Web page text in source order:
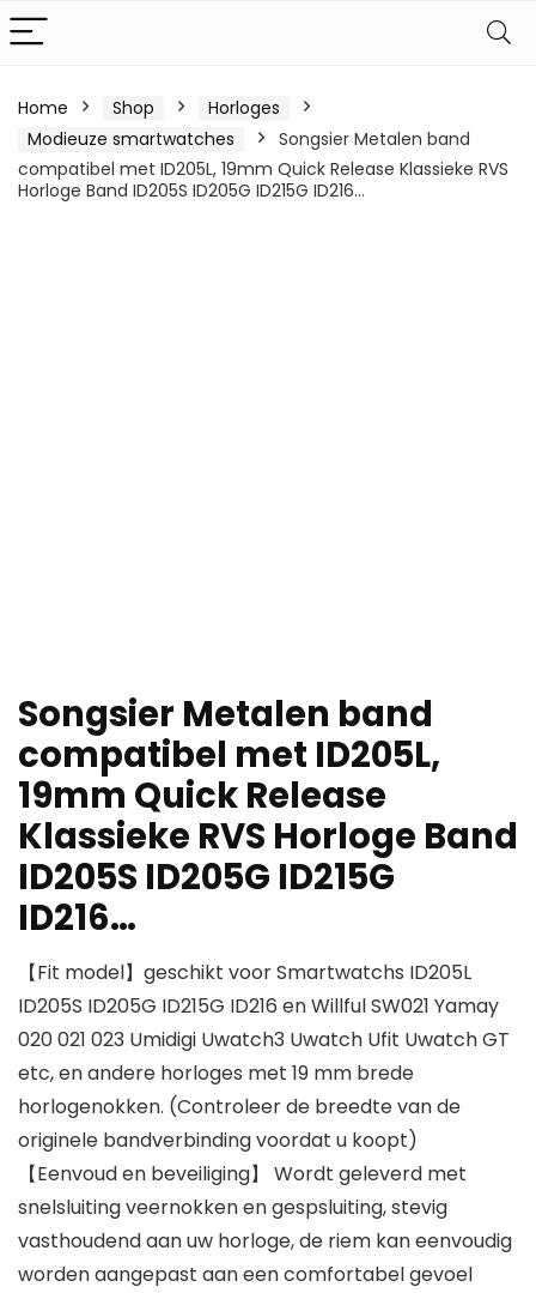
Home Shop
Horloges
Modieuze smartwatches
Songsier Metalen band
compatibel met ID205L, 19mm Quick Release Klassieke RVS
Horloge Band ID205S ID205G ID215G ID216…
Songsier Metalen band
compatibel met ID205L,
19mm Quick Release
Klassieke RVS Horloge Band
ID205S ID205G ID215G
ID216…
【Fit model】geschikt voor Smartwatchs ID205L
ID205S ID205G ID215G ID216 en Willful SW021 Yamay
020 021 023 Umidigi Uwatch3 Uwatch Ufit Uwatch GT
etc, en andere horloges met 19 mm brede
horlogenokken. (Controleer de breedte van de
originele bandverbinding voordat u koopt)
【Eenvoud en beveiliging】 Wordt geleverd met
snelsluiting veernokken en gespsluiting, stevig
vasthoudend aan uw horloge, de riem kan eenvoudig
worden aangepast aan een comfortabel gevoel